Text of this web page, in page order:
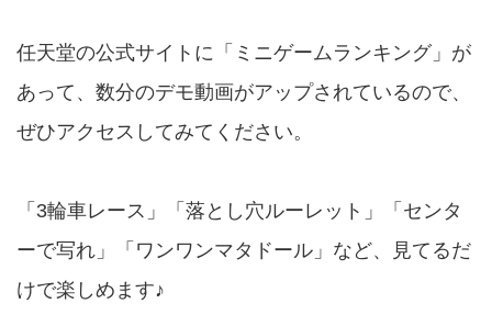
任天堂の公式サイトに「ミニゲームランキング」が
あって、数分のデモ動画がアップされているので、
ぜひアクセスしてみてください。
「3輪車レース」「落とし穴ルーレット」「センタ
ーで写れ」「ワンワンマタドール」など、見てるだ
けで楽しめます♪